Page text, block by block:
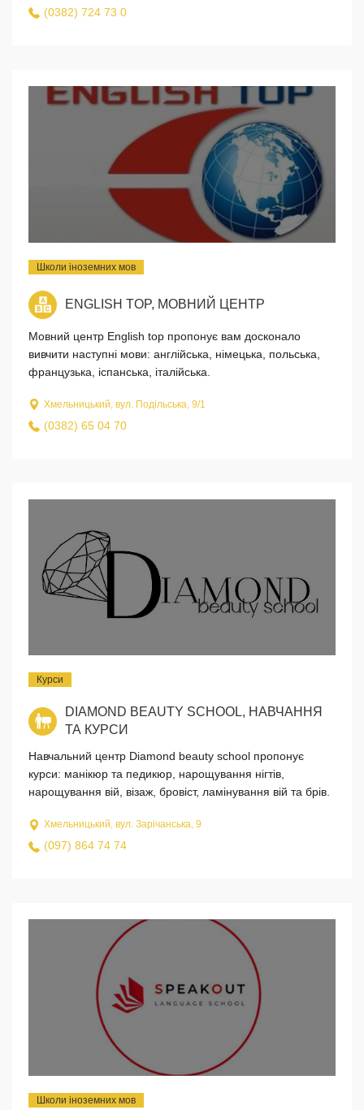
(0382) 724 73 0
Школи іноземних мов
ENGLISH TOP, МОВНИЙ ЦЕНТР
Мовний центр English top пропонує вам досконало
вивчити наступні мови: англійська, німецька, польська,
французька, іспанська, італійська.
Хмельницький, вул. Подільська, 9/1
(0382) 65 04 70
Курси
DIAMOND BEAUTY SCHOOL, НАВЧАННЯ
ТА КУРСИ
Навчальний центр Diamond beauty school пропонує
курси: манікюр та педикюр, нарощування нігтів,
нарощування вій, візаж, бровіст, ламінування вій та брів.
Хмельницький, вул. Зарічанська, 9
(097) 864 74 74
Школи іноземних мов